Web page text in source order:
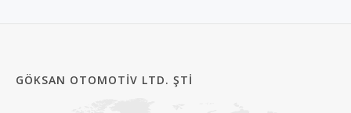
GÖKSAN OTOMOTIV LTD. ŞTI